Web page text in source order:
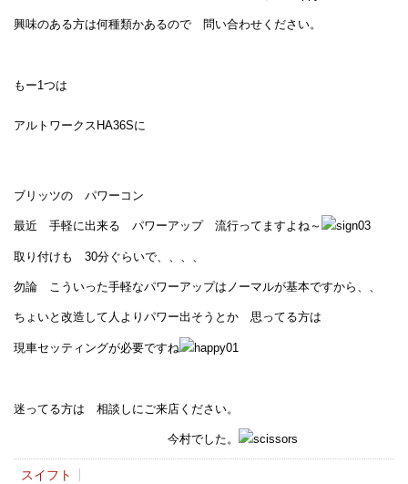
興味のある方は何種類かあるので 問い合わせください。
もー1つは
アルトワークスHA36Sに
ブリッツの パワーコン
最近 手軽に出来る パワーアップ 流行ってますよね～
取り付けも 30分ぐらいで、、、、
勿論 こういった手軽なパワーアップはノーマルが基本ですから、、
ちょいと改造して人よりパワー出そうとか 思ってる方は
現車セッティングが必要ですね
迷ってる方は 相談しにご来店ください。
今村でした。
スイフト